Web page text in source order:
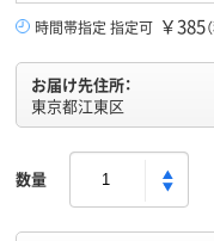
時間帯指定 指定可 ￥385
お届け先住所：
東京都江東区
数量